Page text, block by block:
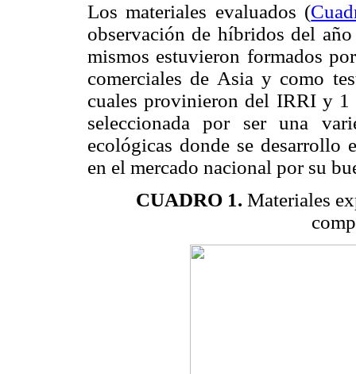
Los materiales evaluados (
observación de híbridos del
mismos estuvieron formados
comerciales de Asia y como
cuales provinieron del IRRI y
seleccionada por ser una
ecológicas donde se desarrollo
en el mercado nacional por su
CUADRO 1. Materiales